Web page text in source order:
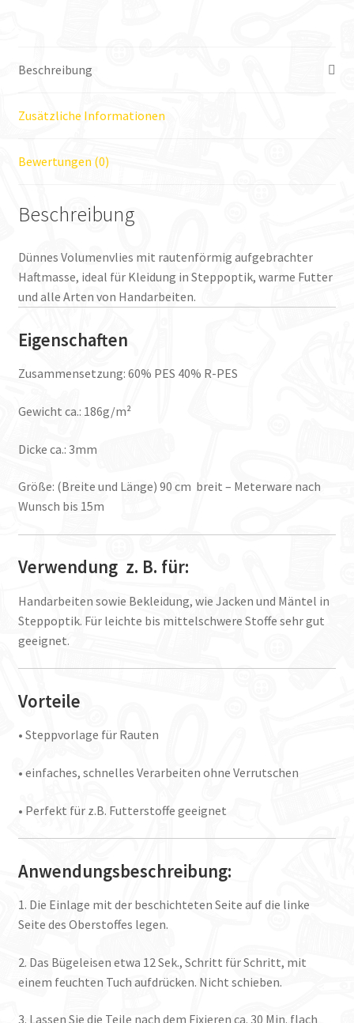
Beschreibung
Zusätzliche Informationen
Bewertungen (0)
Beschreibung
Dünnes Volumenvlies mit rautenförmig aufgebrachter
Haftmasse, ideal für Kleidung in Steppoptik, warme Futter
und alle Arten von Handarbeiten.
Eigenschaften
Zusammensetzung: 60% PES 40% R-PES
Gewicht ca.: 186g/m²
Dicke ca.: 3mm
Größe: (Breite und Länge) 90 cm breit – Meterware nach
Wunsch bis 15m
Verwendung z. B. für:
Handarbeiten sowie Bekleidung, wie Jacken und Mäntel in
Steppoptik. Für leichte bis mittelschwere Stoffe sehr gut
geeignet.
Vorteile
• Steppvorlage für Rauten
• einfaches, schnelles Verarbeiten ohne Verrutschen
• Perfekt für z.B. Futterstoffe geeignet
Anwendungsbeschreibung:
1. Die Einlage mit der beschichteten Seite auf die linke
Seite des Oberstoffes legen.
2. Das Bügeleisen etwa 12 Sek., Schritt für Schritt, mit
einem feuchten Tuch aufdrücken. Nicht schieben.
3. Lassen Sie die Teile nach dem Fixieren ca. 30 Min. flach